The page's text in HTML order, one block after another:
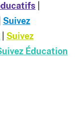
Suivez
| Suivez
Éducation